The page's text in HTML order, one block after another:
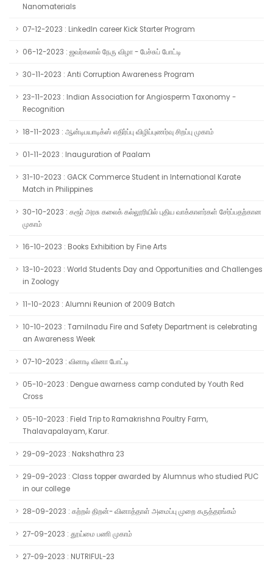
Nanomaterials
07-12-2023 : LinkedIn career Kick Starter Program
06-12-2023 : ஜவர்கலால் நேரு விழா - பேச்சுப் போட்டி
30-11-2023 : Anti Corruption Awareness Program
23-11-2023 : Indian Association for Angiosperm Taxonomy -
Recognition
18-11-2023 : ஆன்டிபயாடிக்ஸ் எதிர்ப்பு விழிப்புணர்வு சிறப்பு முகாம்
01-11-2023 : Inauguration of Paalam
31-10-2023 : GACK Commerce Student in International Karate
Match in Philippines
30-10-2023 : கரூர் அரசு கலைக் கல்லூரியில் புதிய வாக்காளர்கள் சேர்ப்பதற்கான
முகாம்
16-10-2023 : Books Exhibition by Fine Arts
13-10-2023 : World Students Day and Opportunities and Challenges
in Zoology
11-10-2023 : Alumni Reunion of 2009 Batch
10-10-2023 : Tamilnadu Fire and Safety Department is celebrating
an Awareness Week
07-10-2023 : வினாடி வினா போட்டி
05-10-2023 : Dengue awarness camp conduted by Youth Red
Cross
05-10-2023 : Field Trip to Ramakrishna Poultry Farm,
Thalavapalayam, Karur.
29-09-2023 : Nakshathra 23
29-09-2023 : Class topper awarded by Alumnus who studied PUC
in our college
28-09-2023 : கற்றல் திறன்- வினாத்தாள் அமைப்பு முறை கருத்தரங்கம்
27-09-2023 : தூய்மை பணி முகாம்
27-09-2023 : NUTRIFUL-23